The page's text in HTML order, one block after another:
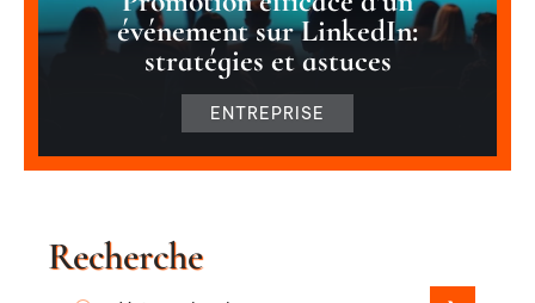
événement sur LinkedIn:
stratégies et astuces
ENTREPRISE
Recherche